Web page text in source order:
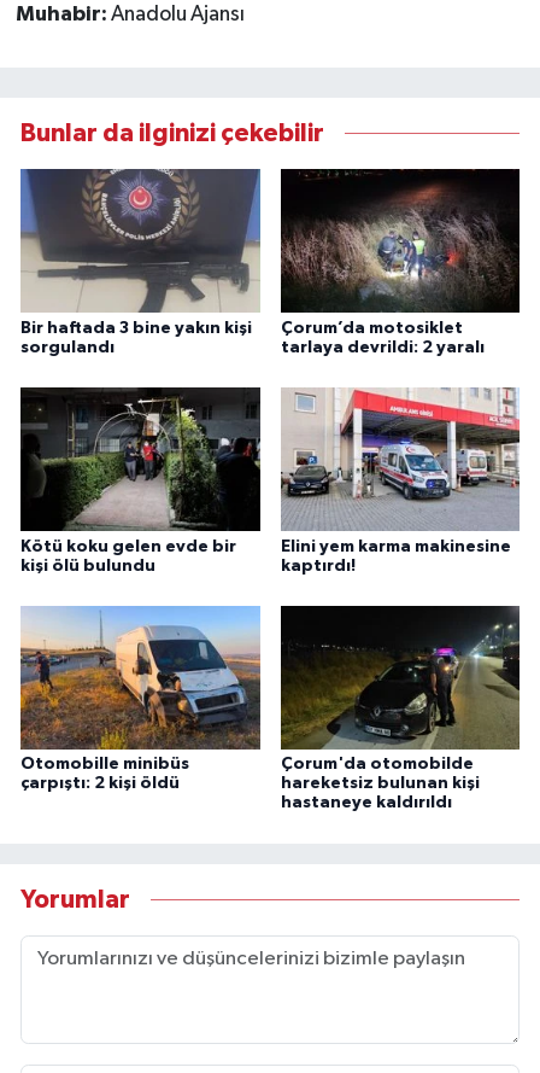
Muhabir: Anadolu Ajansı
Bunlar da ilginizi çekebilir
Bir haftada 3 bine yakın kişi
sorgulandı
Çorum’da motosiklet
tarlaya devrildi: 2 yaralı
Kötü koku gelen evde bir
kişi ölü bulundu
Elini yem karma makinesine
kaptırdı!
Otomobille minibüs
çarpıştı: 2 kişi öldü
Çorum'da otomobilde
hareketsiz bulunan kişi
hastaneye kaldırıldı
Yorumlar